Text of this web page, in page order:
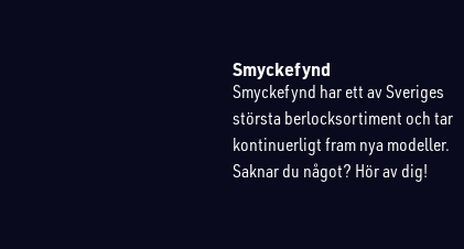
Smyckefynd
Smyckefynd har ett av Sveriges
största berlocksortiment och tar
kontinuerligt fram nya modeller.
Saknar du något? Hör av dig!